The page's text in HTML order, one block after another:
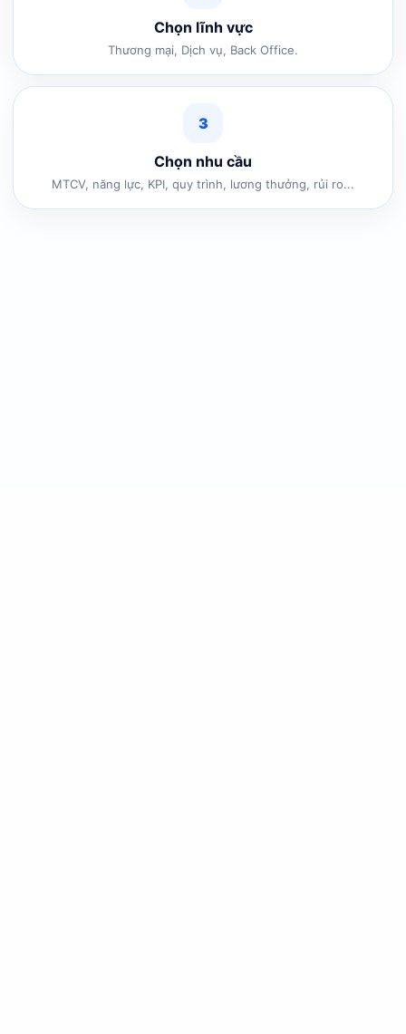
Chọn lĩnh vực
Thương mại, Dịch vụ, Back Office.
3
Chọn nhu cầu
MTCV, năng lực, KPI, quy trình, lương thưởng, rủi ro...